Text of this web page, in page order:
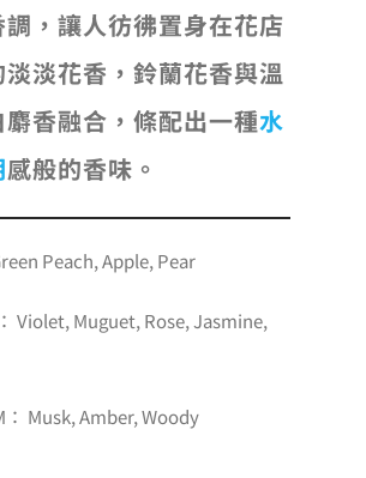
，讓人彷彿置身在花店
淡花香，鈴蘭花香與溫
香融合，條配出一種水
感般的香味。
Peach, Apple, Pear
Violet, Muguet, Rose, Jasmine,
： Musk, Amber, Woody